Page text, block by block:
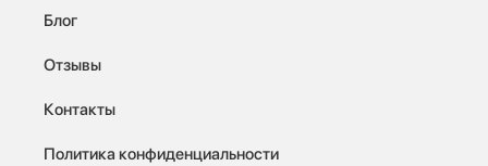
Блог
Отзывы
Контакты
Политика конфиденциальности